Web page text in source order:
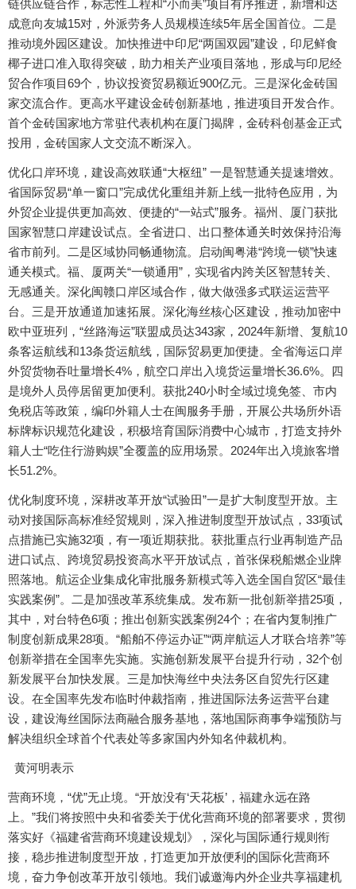
链供应链合作，标志性工程和“小而美”项目有序推进，新增和达
成意向友城15对，外派劳务人员规模连续5年居全国首位。二是
推动境外园区建设。加快推进中印尼“两国双园”建设，印尼鲜食
椰子进口准入取得突破，助力相关产业项目落地，形成与印尼经
贸合作项目69个，协议投资贸易额近900亿元。三是深化金砖国
家交流合作。更高水平建设金砖创新基地，推进项目开发合作。
首个金砖国家地方常驻代表机构在厦门揭牌，金砖科创基金正式
投用，金砖国家人文交流不断深入。
优化口岸环境，建设高效联通“大枢纽” 一是智慧通关提速增效。
省国际贸易“单一窗口”完成优化重组并新上线一批特色应用，为
外贸企业提供更加高效、便捷的“一站式”服务。福州、厦门获批
国家智慧口岸建设试点。全省进口、出口整体通关时效保持沿海
省市前列。二是区域协同畅通物流。启动闽粤港“跨境一锁”快速
通关模式。福、厦两关“一锁通用”，实现省内跨关区智慧转关、
无感通关。深化闽赣口岸区域合作，做大做强多式联运运营平
台。三是开放通道加速拓展。深化海丝核心区建设，推动加密中
欧中亚班列，“丝路海运”联盟成员达343家，2024年新增、复航10
条客运航线和13条货运航线，国际贸易更加便捷。全省海运口岸
外贸货物吞吐量增长4%，航空口岸出入境货运量增长36.6%。四
是境外人员停居留更加便利。获批240小时全域过境免签、市内
免税店等政策，编印外籍人士在闽服务手册，开展公共场所外语
标牌标识规范化建设，积极培育国际消费中心城市，打造支持外
籍人士“吃住行游购娱”全覆盖的应用场景。2024年出入境旅客增
长51.2%。
优化制度环境，深耕改革开放“试验田”一是扩大制度型开放。主
动对接国际高标准经贸规则，深入推进制度型开放试点，33项试
点措施已实施32项，有一项近期获批。获批重点行业再制造产品
进口试点、跨境贸易投资高水平开放试点，首张保税船燃企业牌
照落地。航运企业集成化审批服务新模式等入选全国自贸区“最佳
实践案例”。二是加强改革系统集成。发布新一批创新举措25项，
其中，对台特色6项；推出创新实践案例24个；在省内复制推广
制度创新成果28项。“船舶不停运办证”“两岸航运人才联合培养”等
创新举措在全国率先实施。实施创新发展平台提升行动，32个创
新发展平台加快发展。三是加快海丝中央法务区自贸先行区建
设。在全国率先发布临时仲裁指南，推进国际法务运营平台建
设，建设海丝国际法商融合服务基地，落地国际商事争端预防与
解决组织全球首个代表处等多家国内外知名仲裁机构。
黄河明表示
营商环境，“优”无止境。“开放没有‘天花板’，福建永远在路
上。”我们将按照中央和省委关于优化营商环境的部署要求，贯彻
落实好《福建省营商环境建设规划》，深化与国际通行规则衔
接，稳步推进制度型开放，打造更加开放便利的国际化营商环
境，奋力争创改革开放引领地。我们诚邀海内外企业共享福建机